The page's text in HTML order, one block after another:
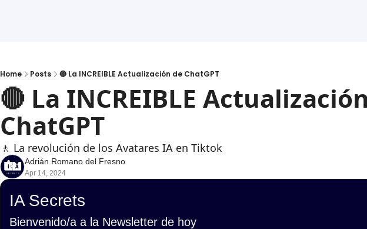
Home Posts 🔴 La INCREIBLE Actualización de ChatGPT
🔴 La INCREIBLE
ChatGPT
🚶 La revolución de los Avatares IA en Tiktok
Adrián Romano del Fresno
Apr 14, 2024
IA Secrets
Bienvenido/a a la Newsletter de hoy